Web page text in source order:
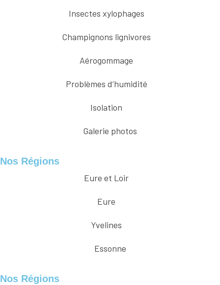
Insectes xylophages
Champignons lignivores
Aérogommage
Problèmes d’humidité
Isolation
Galerie photos
Nos Régions
Eure et Loir
Eure
Yvelines
Essonne
Nos Régions